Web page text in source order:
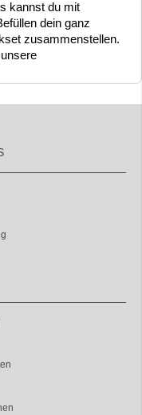
kannst du mit
dein ganz
zusammenstellen.